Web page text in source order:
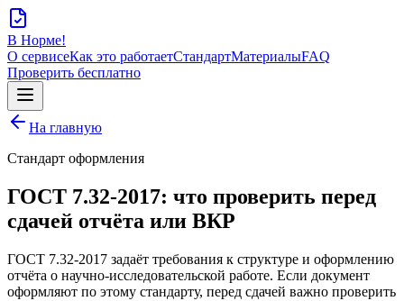
В Норме!
О сервисеКак это работаетСтандартМатериалыFAQ
Проверить бесплатно
На главную
Стандарт оформления
ГОСТ 7.32-2017: что проверить перед
сдачей отчёта или ВКР
ГОСТ 7.32-2017 задаёт требования к структуре и оформлению
отчёта о научно-исследовательской работе. Если документ
оформляют по этому стандарту, перед сдачей важно проверить